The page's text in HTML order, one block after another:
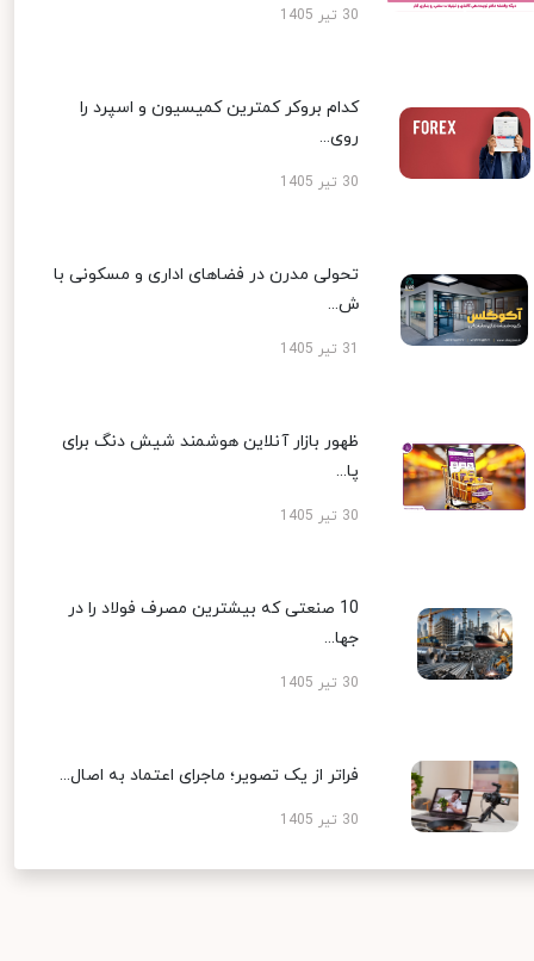
30 تیر 1405
کدام بروکر کمترین کمیسیون و اسپرد را
روی...
30 تیر 1405
تحولی مدرن در فضاهای اداری و مسکونی با
ش...
ظهور بازار آنلاین هوشمند شیش دنگ برای
پا...
30 تیر 1405
10 صنعتی که بیشترین مصرف فولاد را در
جها...
30 تیر 1405
فراتر از یک تصویر؛ ماجرای اعتماد به اصال...
30 تیر 1405